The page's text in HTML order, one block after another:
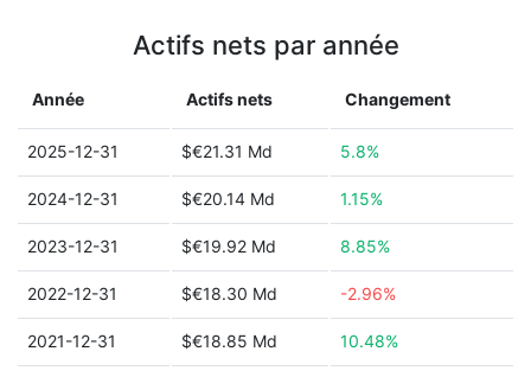
Actifs nets par année
Année Actifs nets Changement
2025-12-31 $€21.31 Md 5.8%
2024-12-31 $€20.14 Md 1.15%
2023-12-31 $€19.92 Md 8.85%
2022-12-31 $€18.30 Md -2.96%
2021-12-31 $€18.85 Md 10.48%